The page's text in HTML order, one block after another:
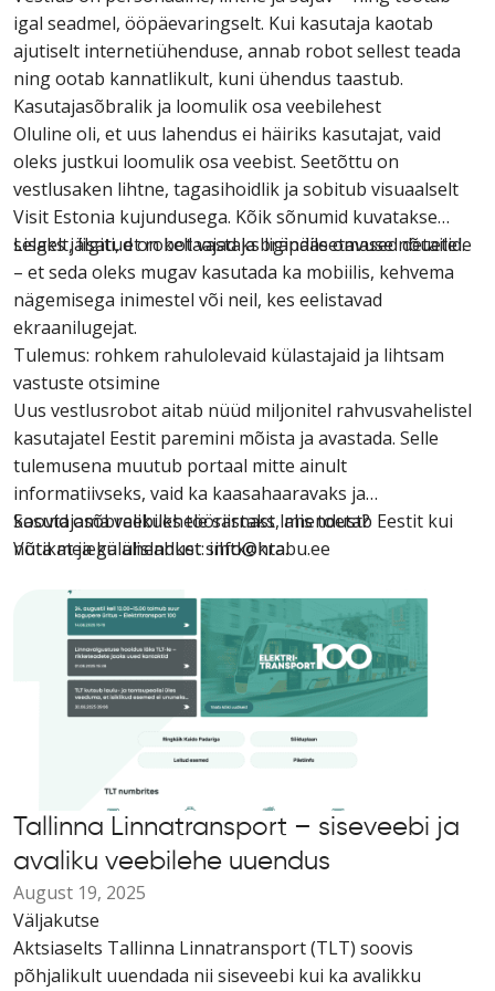
igal seadmel, ööpäevaringselt. Kui kasutaja kaotab
ajutiselt internetiühenduse, annab robot sellest teada
ning ootab kannatlikult, kuni ühendus taastub.
Kasutajasõbralik ja loomulik osa veebilehest
Oluline oli, et uus lahendus ei häiriks kasutajat, vaid
oleks justkui loomulik osa veebist. Seetõttu on
vestlusaken lihtne, tagasihoidlik ja sobitub visuaalselt
Visit Estonia kujundusega. Kõik sõnumid kuvatakse
selgelt, lisatud on kellaajad ja brändile omased detailid.
Lisaks jälgiti, et robot vastaks ligipääsetavuse nõuetele
– et seda oleks mugav kasutada ka mobiilis, kehvema
nägemisega inimestel või neil, kes eelistavad
ekraanilugejat.
Tulemus: rohkem rahulolevaid külastajaid ja lihtsam
vastuste otsimine
Uus vestlusrobot aitab nüüd miljonitel rahvusvahelistel
kasutajatel Eestit paremini mõista ja avastada. Selle
tulemusena muutub portaal mitte ainult
informatiivseks, vaid ka kaasahaaravaks ja
kasutajasõbralikuks tööriistaks, mis toetab Eestit kui
nutikat ja külalislahket sihtkohta.
Soovid oma veebilehele sarnast lahendust?
Võta meiega ühendust: info@krabu.ee
Tallinna Linnatransport – siseveebi ja
avaliku veebilehe uuendus
August 19, 2025
Väljakutse
Aktsiaselts Tallinna Linnatransport (TLT) soovis
põhjalikult uuendada nii siseveebi kui ka avalikku